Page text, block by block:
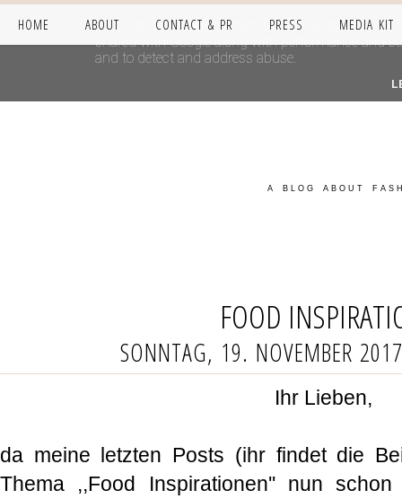
HOME ABOUT CONTACT & PR PRESS MEDIA KIT
A BLOG ABOUT
FOOD
SONNTAG, 19. NOVEMBER 2017
Ihr Lieben,
da meine letzten Posts (ihr findet die
Thema ,,Food Inspirationen'' nun
This site uses cookies from Google to deliver its
shared with Google along with performance and
and to detect and address abuse.